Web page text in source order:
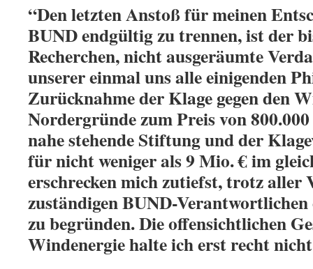
“Den letzten Anstoß für meinen
BUND endgültig zu trennen, ist der
Recherchen, nicht ausgeräumte
unserer einmal uns alle einigenden
Zurücknahme der Klage gegen den
Nordergründe zum Preis von
nahe stehende Stiftung und der
für nicht weniger als 9 Mio. € im
erschrecken mich zutiefst, trotz aller
zuständigen BUND-Verantwortlichen
zu begründen. Die offensichtlichen
Windenergie halte ich erst recht